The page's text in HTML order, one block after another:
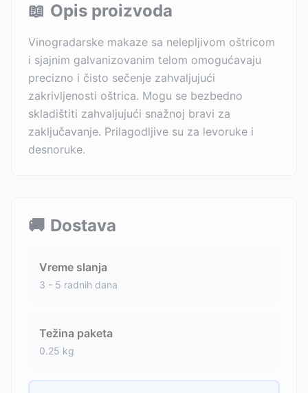
📖 Opis proizvoda
Vinogradarske makaze sa nelepljivom oštricom
i sjajnim galvanizovanim telom omogućavaju
precizno i čisto sečenje zahvaljujući
zakrivljenosti oštrica. Mogu se bezbedno
skladištiti zahvaljujući snažnoj bravi za
zaključavanje. Prilagodljive su za levoruke i
desnoruke.
🚚 Dostava
Vreme slanja
3 - 5 radnih dana
Težina paketa
0.25 kg